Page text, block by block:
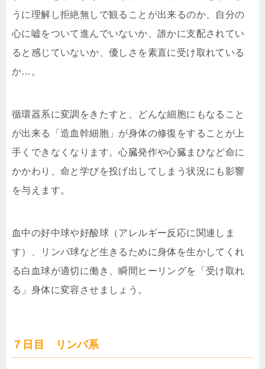
うに理解し拒絶無しで観ることが出来るのか、自分の
心に嘘をついて進んでいないか、誰かに支配されてい
ると感じていないか、優しさを素直に受け取れている
か…。
循環器系に変調をきたすと、どんな細胞にもなること
が出来る「造血幹細胞」が身体の修復をすることが上
手くできなくなります。心臓発作や心臓まひなど命に
かかわり、命と学びを投げ出してしまう状況にも影響
を与えます。
血中の好中球や好酸球（アレルギー反応に関連しま
す）、リンパ球など生きるために身体を生かしてくれ
る白血球が適切に働き、瞬間ヒーリングを「受け取れ
る」身体に変容させましょう。
７日目 リンパ系